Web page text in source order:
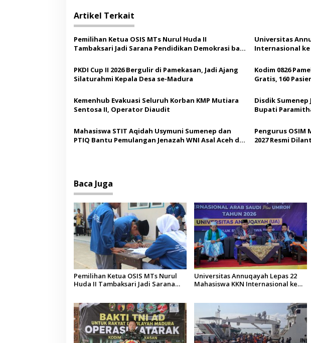
i
g
a
s
i
p
o
s
Artikel Terkait
Pemilihan Ketua OSIS MTs Nurul Huda II
Tambaksari Jadi Sarana Pendidikan Demokrasi bagi
Universitas
Internasional ke
PKDI Cup II 2026 Bergulir di Pamekasan, Jadi Ajang
Silaturahmi Kepala Desa se-Madura
Kodim 0826
Gratis, 160
Kemenhub Evakuasi Seluruh Korban KMP Mutiara
Sentosa II, Operator Diaudit
Disdik Sumenep
Bupati
Mahasiswa STIT Aqidah Usymuni Sumenep dan
PTIQ Bantu Pemulangan Jenazah WNI Asal Aceh di
Pengurus OSIM
2027 Resmi
Baca Juga
Pemilihan Ketua OSIS MTs Nurul
Huda II Tambaksari Jadi Sarana
Universitas Annuqayah Lepas 22
Mahasiswa KKN Internasional ke